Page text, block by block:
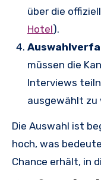
über die
Hotel).
müssen die
Interviews
ausgewählt zu
Die Auswahl ist
hoch, was
Chance erhält, in